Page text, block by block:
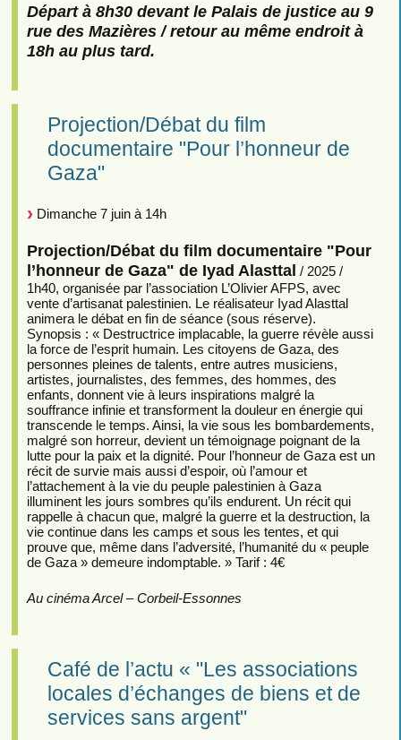
Départ à 8h30 devant le Palais de justice au 9
rue des Mazières / retour au même endroit à
18h au plus tard.
Projection/Débat du film
documentaire "Pour l’honneur de
Gaza"
Dimanche 7 juin à 14h
Projection/Débat du film documentaire "Pour
l’honneur de Gaza" de Iyad Alasttal / 2025 /
1h40, organisée par l’association L’Olivier AFPS, avec
vente d’artisanat palestinien. Le réalisateur Iyad Alasttal
animera le débat en fin de séance (sous réserve).
Synopsis : « Destructrice implacable, la guerre révèle aussi
la force de l’esprit humain. Les citoyens de Gaza, des
personnes pleines de talents, entre autres musiciens,
artistes, journalistes, des femmes, des hommes, des
enfants, donnent vie à leurs inspirations malgré la
souffrance infinie et transforment la douleur en énergie qui
transcende le temps. Ainsi, la vie sous les bombardements,
malgré son horreur, devient un témoignage poignant de la
lutte pour la paix et la dignité. Pour l’honneur de Gaza est un
récit de survie mais aussi d’espoir, où l’amour et
l’attachement à la vie du peuple palestinien à Gaza
illuminent les jours sombres qu’ils endurent. Un récit qui
rappelle à chacun que, malgré la guerre et la destruction, la
vie continue dans les camps et sous les tentes, et qui
prouve que, même dans l’adversité, l’humanité du « peuple
de Gaza » demeure indomptable. » Tarif : 4€
Au cinéma Arcel – Corbeil-Essonnes
Café de l’actu « "Les associations
locales d’échanges de biens et de
services sans argent"